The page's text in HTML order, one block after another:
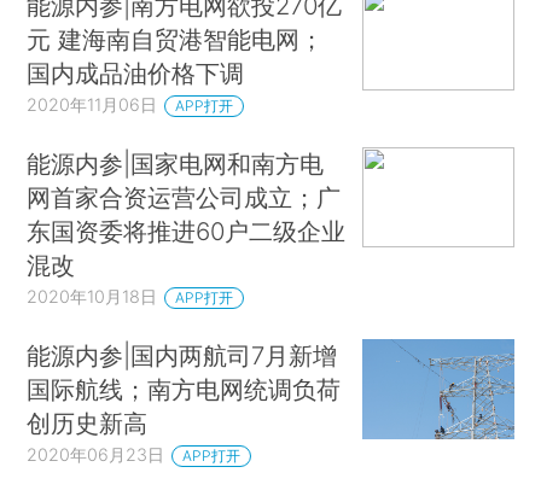
元 建海南自贸港智能电网；
国内成品油价格下调
2020年11月06日 APP打开
能源内参|国家电网和南方电
网首家合资运营公司成立；广
东国资委将推进60户二级企业
混改
2020年10月18日 APP打开
能源内参|国内两航司7月新增
国际航线；南方电网统调负荷
创历史新高
2020年06月23日 APP打开